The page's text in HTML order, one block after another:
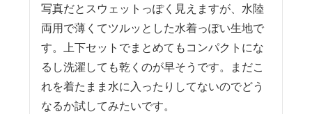
写真だとスウェットっぽく見えますが、水陸
両用で薄くてツルッとした水着っぽい生地で
す。上下セットでまとめてもコンパクトにな
るし洗濯しても乾くのが早そうです。まだこ
れを着たまま水に入ったりしてないのでどう
なるか試してみたいです。